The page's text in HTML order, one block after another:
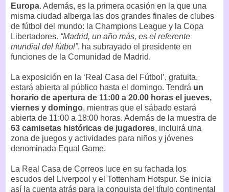
Europa. Además, es la primera ocasión en la que una
misma ciudad alberga las dos grandes finales de clubes
de fútbol del mundo: la Champions League y la Copa
Libertadores. “Madrid, un año más, es el referente
mundial del fútbol”, ha subrayado el presidente en
funciones de la Comunidad de Madrid.
La exposición en la ‘Real Casa del Fútbol’, gratuita,
estará abierta al público hasta el domingo. Tendrá un
horario de apertura de 11:00 a 20.00 horas el jueves,
viernes y domingo, mientras que el sábado estará
abierta de 11:00 a 18:00 horas. Además de la muestra de
63 camisetas históricas de jugadores, incluirá una
zona de juegos y actividades para niños y jóvenes
denominada Equal Game.
La Real Casa de Correos luce en su fachada los
escudos del Liverpool y el Tottenham Hotspur. Se inicia
así la cuenta atrás para la conquista del título continental